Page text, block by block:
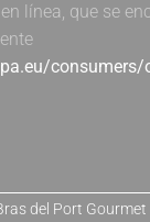
línea, que se
consumers/
del Port Gourmet